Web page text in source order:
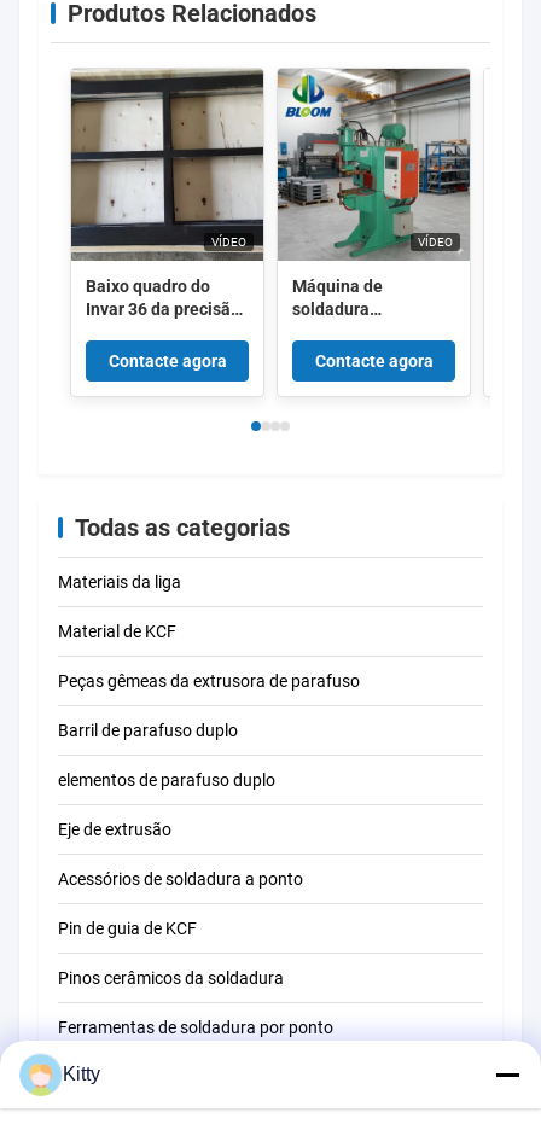
Produtos Relacionados
VÍDEO
Baixo quadro do
Invar 36 da precisão
aplicações do
semicondutor
Contacte agora
VÍDEO
Máquina de
soldadura
de resistência de
100 KVA com
alimentador de
Contacte agora
Todas as categorias
Materiais da liga
Material de KCF
Peças gêmeas da extrusora de parafuso
Barril de parafuso duplo
elementos de parafuso duplo
Eje de extrusão
Acessórios de soldadura a ponto
Pin de guia de KCF
Pinos cerâmicos da soldadura
Ferramentas de soldadura por ponto
Máquina de soldadura do ponto da resistência
Kitty